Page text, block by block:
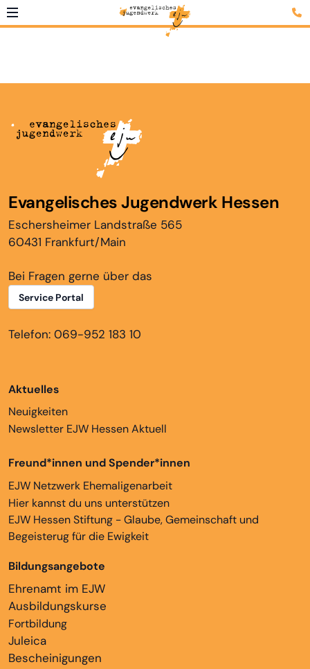
Evangelisches Jugendwerk Hessen
Eschersheimer Landstraße 565
60431 Frankfurt/Main
Bei Fragen gerne über das
Service Portal
Telefon: 069-952 183 10
Aktuelles
Neuigkeiten
Newsletter EJW Hessen Aktuell
Freund*innen und Spender*innen
EJW Netzwerk Ehemaligenarbeit
Hier kannst du uns unterstützen
EJW Hessen Stiftung - Glaube, Gemeinschaft und
Begeisterug für die Ewigkeit
Bildungsangebote
Ehrenamt im EJW
Ausbildungskurse
Fortbildung
Juleica
Bescheinigungen